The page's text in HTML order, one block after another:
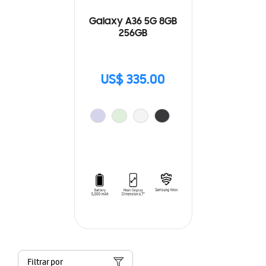
Galaxy A36 5G 8GB
256GB
US$ 335.00
Filtrar por